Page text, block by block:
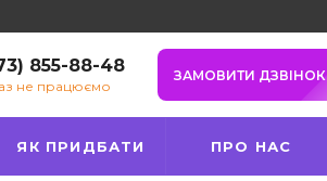
855-88-48
не працюємо
ЗАМОВИТИ ДЗВІНОК
ЯК ПРИДБАТИ ПРО НАС